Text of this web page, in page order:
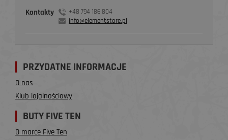
Kontakty
+48 794 186 804
info@elementstore.pl
PRZYDATNE INFORMACJE
O nas
Klub lojalnościowy
BUTY FIVE TEN
O marce Five Ten